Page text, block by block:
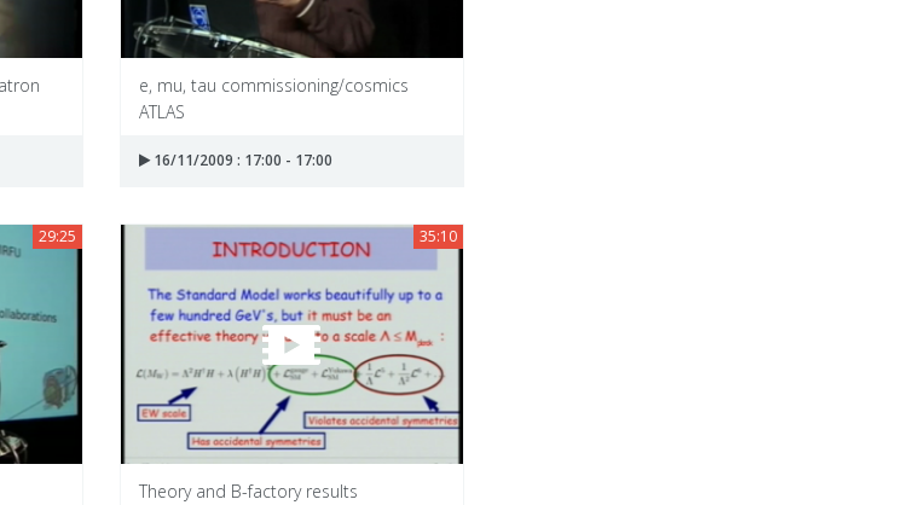
e, mu, tau commissioning/cosmics
ATLAS
16/11/2009 : 17:00 - 17:00
29:25 35:10
Theory and B-factory results